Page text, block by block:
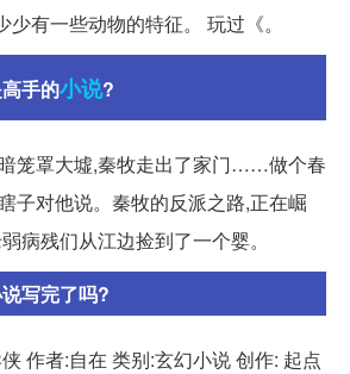
有一些动物的特征。 玩过《。
手的小说?
笼罩大墟,秦牧走出了家门……做个春
子对他说。秦牧的反派之路,正在崛
病残们从江边捡到了一个婴。
说写完了吗?
作者:自在 类别:玄幻小说 创作: 起点